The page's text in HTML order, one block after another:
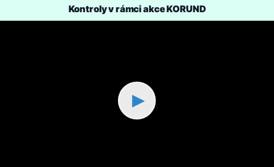
Kontroly v rámci akce KORUND
▶